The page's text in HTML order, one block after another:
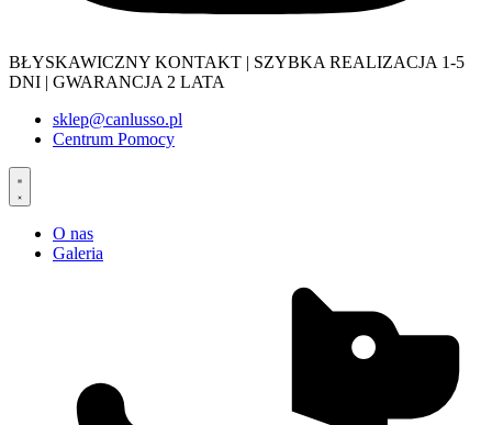
BŁYSKAWICZNY KONTAKT | SZYBKA REALIZACJA 1-5
DNI | GWARANCJA 2 LATA
sklep@canlusso.pl
Centrum Pomocy
O nas
Galeria